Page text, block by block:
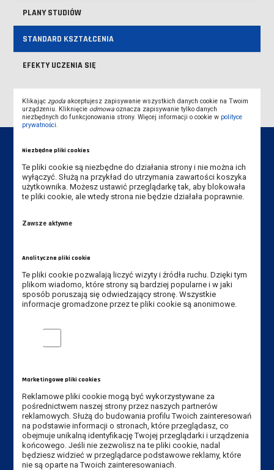
PLANY STUDIÓW
STANDARD KSZTAŁCENIA
EFEKTY UCZENIA SIĘ
Dane kontaktowe
ul. Adama Mickiewicza 5, 64-100 Leszno
Tel. Instytut: +48 65 528 78 74,
+48 65 525 02 51
E-mail Instytut:
Przydatne linki:
Aktualności
Władze Uczelni
Senat Uczelni
Klikajączgoda akceptujesz zapisywanie wszystkich danych cookie na Twoim
urządzeniu. Kliknięcie odmowa oznacza zapisywanie tylko danych
niezbędnych do funkcjonowania strony. Więcej informacji o cookie w polityce
prywatności.
Niezbędne pliki cookies
Te pliki cookie są niezbędne do działania strony i nie można ich
wyłączyć. Służą na przykład do utrzymania zawartości koszyka
użytkownika. Możesz ustawić przeglądarkę tak, aby blokowała
te pliki cookie, ale wtedy strona nie będzie działała poprawnie.
Zawsze aktywne
Analityczne pliki cookie
Te pliki cookie pozwalają liczyć wizyty i źródła ruchu. Dzięki tym
plikom wiadomo, które strony są bardziej popularne i w jaki
sposób poruszają się odwiedzający stronę. Wszystkie
informacje gromadzone przez te pliki cookie są anonimowe.
Analityczne pliki cookie
Marketingowe pliki cookies
Reklamowe pliki cookie mogą być wykorzystywane za
pośrednictwem naszej strony przez naszych partnerów
reklamowych. Służą do budowania profilu Twoich zainteresowań
na podstawie informacji o stronach, które przeglądasz, co
obejmuje unikalną identyfikację Twojej przeglądarki i urządzenia
końcowego. Jeśli nie zezwolisz na te pliki cookie, nadal
będziesz widzieć w przeglądarce podstawowe reklamy, które
nie są oparte na Twoich zainteresowaniach.